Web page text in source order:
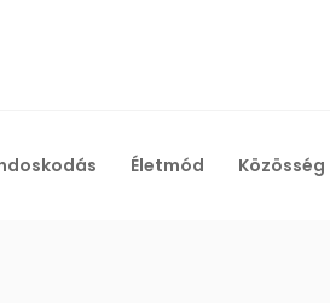
Életmód Közösség